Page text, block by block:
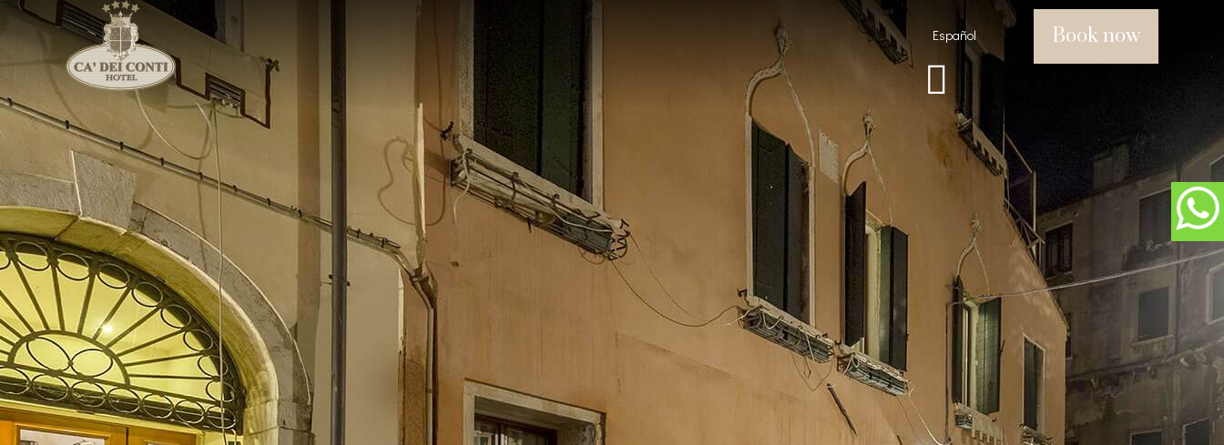
Book now
Español